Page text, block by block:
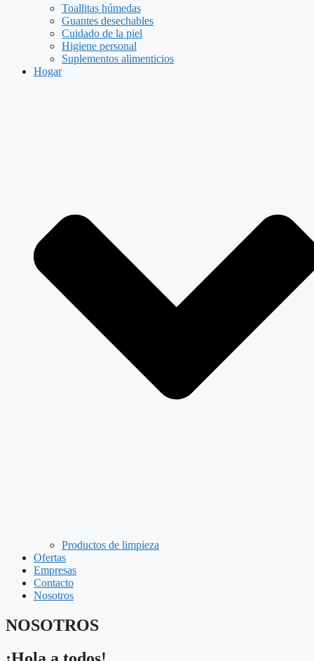
Toallitas húmedas
Guantes desechables
Cuidado de la piel
Higiene personal
Suplementos alimenticios
Hogar
Productos de limpieza
Ofertas
Empresas
Contacto
Nosotros
NOSOTROS